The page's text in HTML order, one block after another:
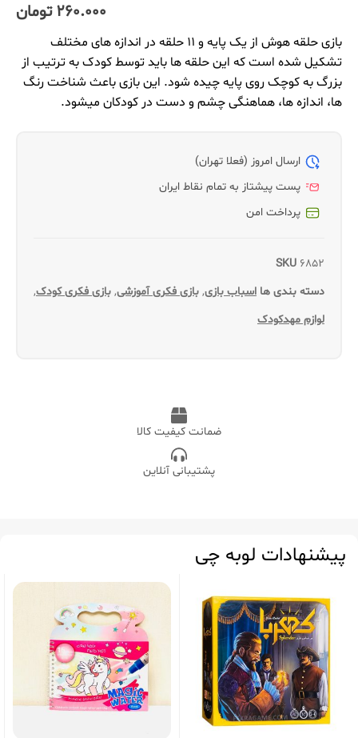
260.000 تومان
بازی حلقه هوش از یک پایه و 11 حلقه در اندازه های مختلف
تشکیل شده است که این حلقه ها باید توسط کودک به ترتیب از
بزرگ به کوچک روی پایه چیده شود. این بازی باعث شناخت رنگ
ها، اندازه ها، هماهنگی چشم و دست در کودکان میشود.
ارسال امروز (فعلا تهران)
پست پیشتاز به تمام نقاط ایران
پرداخت امن
SKU6852
دسته بندی ها اسباب بازی,بازی فکری آموزشی,بازی فکری کودک,
لوازم مهدکودک
ضمانت کیفیت کالا
پشتیبانی آنلاین
پیشنهادات لوبه چی